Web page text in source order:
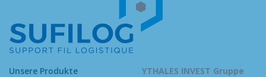
Unsere Produkte
YTHALES INVEST Gruppe